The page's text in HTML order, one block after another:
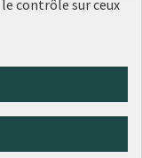
contrôle sur ceux